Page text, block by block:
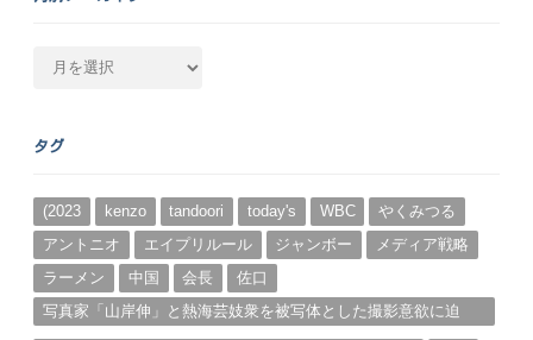
カ
ブ
タグ
(2023 kenzo tandoori today's WBC
やくみつる
アントニオ
エイプリルール ジャンボー
メディア戦略
ラーメン
中国 会長
佐口
写真家「山岸伸」と熱海芸妓衆を被写体とした撮影意欲に迫